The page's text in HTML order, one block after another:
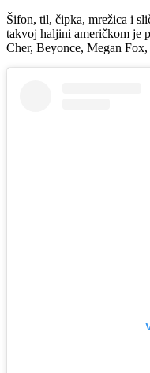
Šifon, til, čipka, mrežica i
takvoj haljini američkom je
Cher, Beyonce, Megan